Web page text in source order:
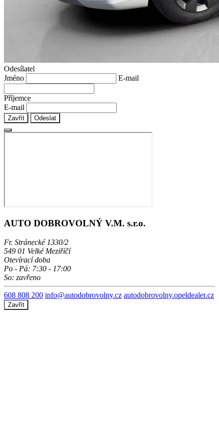
Odesílatel
Jméno
E-mail
Příjemce
E-mail
Zavřít Odeslat
AUTO DOBROVOLNÝ V.M. s.r.o.
Fr. Stránecké 1330/2
549 01 Velké Meziříčí
Otevírací doba
Po - Pá: 7:30 - 17:00
So: zavřeno
608 808 200 info@autodobrovolny.cz autodobrovolny.opeldealer.cz
Zavřít